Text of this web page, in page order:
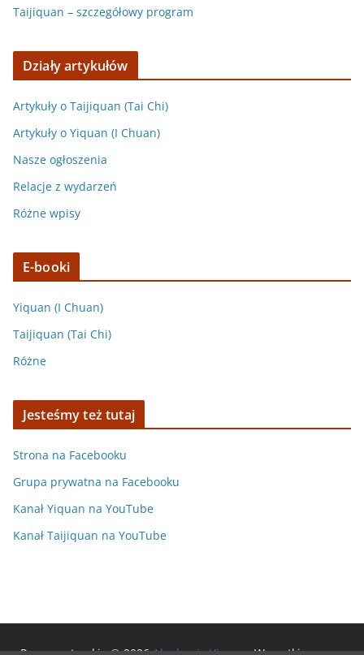
Taijiquan – szczegółowy program
Działy artykułów
Artykuły o Taijiquan (Tai Chi)
Artykuły o Yiquan (I Chuan)
Nasze ogłoszenia
Relacje z wydarzeń
Różne wpisy
E-booki
Yiquan (I Chuan)
Taijiquan (Tai Chi)
Różne
Jesteśmy też tutaj
Strona na Facebooku
Grupa prywatna na Facebooku
Kanał Yiquan na YouTube
Kanał Taijiquan na YouTube